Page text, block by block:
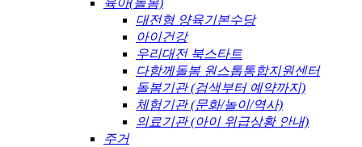
대전형 양육기본수당
아이건강
우리대전 북스타트
다함께돌봄 원스톱통합지원센터
돌봄기관 (검색부터 예약까지)
체험기관 (문화/놀이/역사)
의료기관 (아이 위급상황 안내)
주거